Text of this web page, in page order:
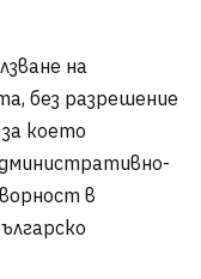
на
без разрешение
което
в